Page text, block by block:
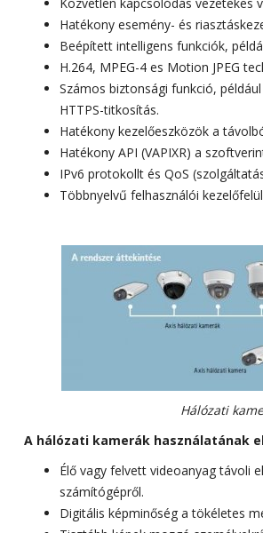
Hatékony esemény- és
Beépített intelligens funkciók,
H.264, MPEG-4 es Motion JPEG
Számos biztonsági funkció,
HTTPS-titkosítás.
Hatékony kezelőeszközök a
Hatékony API (VAPIXR) a
IPv6 protokollt és QoS
Többnyelvű felhasználói
Hálózati
A hálózati kamerák használatának
Élő vagy felvett videoanyag távoli
számítógépről.
Digitális képminőség a tökéletes